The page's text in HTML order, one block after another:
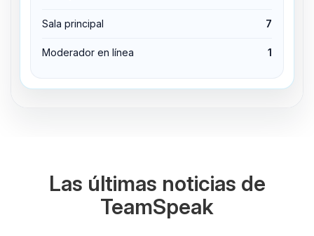
Sala principal 7
Moderador en línea 1
Las últimas noticias de
TeamSpeak